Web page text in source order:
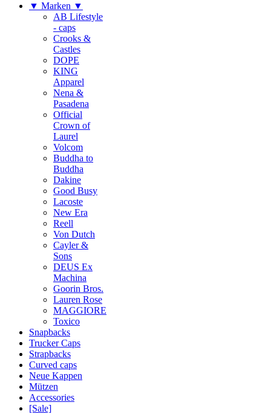
▼ Marken ▼
AB Lifestyle
- caps
Crooks &
Castles
DOPE
KING
Apparel
Nena &
Pasadena
Official
Crown of
Laurel
Volcom
Buddha to
Buddha
Dakine
Good Busy
Lacoste
New Era
Reell
Von Dutch
Cayler &
Sons
DEUS Ex
Machina
Goorin Bros.
Lauren Rose
MAGGIORE
Toxico
Snapbacks
Trucker Caps
Strapbacks
Curved caps
Neue Kappen
Mützen
Accessories
[Sale]